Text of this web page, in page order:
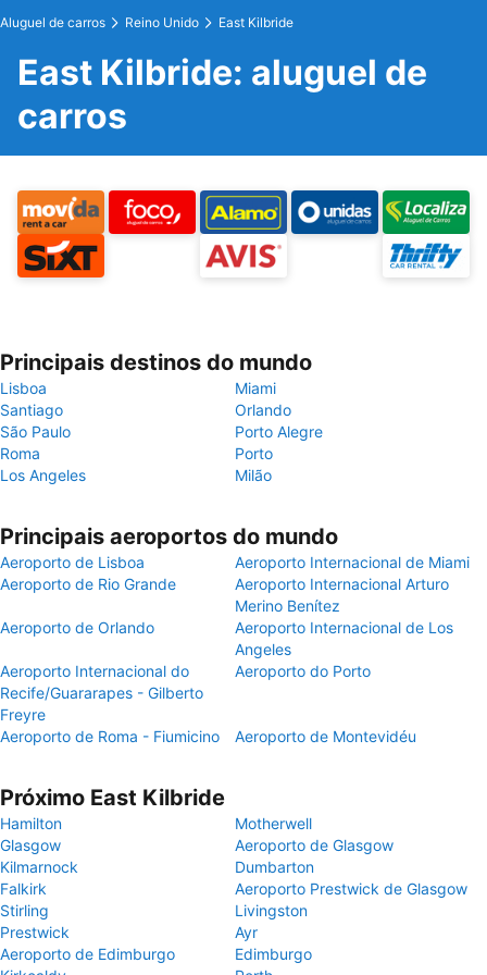
Aluguel de carros Reino Unido East Kilbride
East Kilbride: aluguel de
carros
Principais destinos do mundo
Lisboa
Miami
Santiago
Orlando
São Paulo
Porto Alegre
Roma
Porto
Los Angeles
Milão
Principais aeroportos do mundo
Aeroporto de Lisboa
Aeroporto Internacional de Miami
Aeroporto de Rio Grande
Aeroporto Internacional Arturo
Merino Benítez
Aeroporto de Orlando
Aeroporto Internacional de Los
Angeles
Aeroporto Internacional do
Recife/Guararapes - Gilberto
Freyre
Aeroporto do Porto
Aeroporto de Roma - Fiumicino Aeroporto de Montevidéu
Próximo East Kilbride
Hamilton
Motherwell
Glasgow
Aeroporto de Glasgow
Kilmarnock
Dumbarton
Falkirk
Aeroporto Prestwick de Glasgow
Stirling
Livingston
Prestwick
Ayr
Aeroporto de Edimburgo
Edimburgo